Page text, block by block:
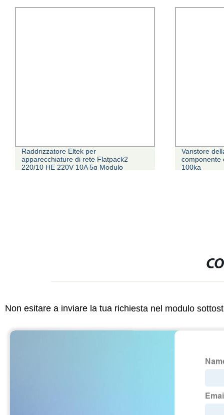
Raddrizzatore Eltek per
apparecchiature di rete Flatpack2
220/10 HE 220V 10A 5g Modulo
Varistore
componente
100ka
Non esitare a inviare la tua richiesta nel modulo